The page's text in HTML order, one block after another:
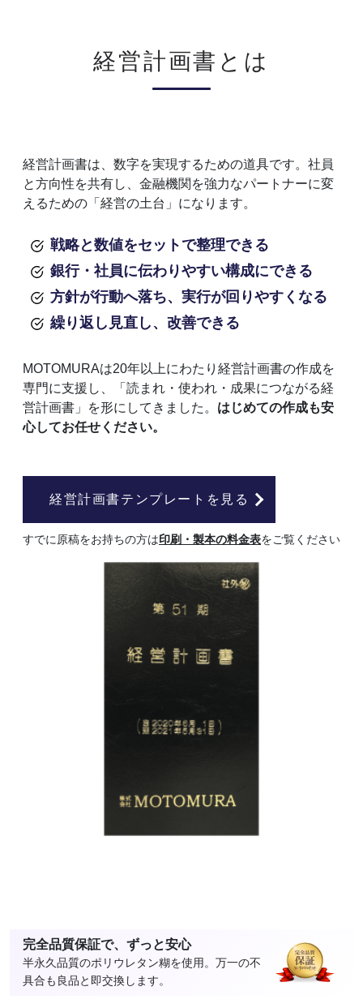
経営計画書とは
経営計画書は、数字を実現するための道具です。社員
と方向性を共有し、金融機関を強力なパートナーに変
えるための「経営の土台」になります。
戦略と数値をセットで整理できる
銀行・社員に伝わりやすい構成にできる
方針が行動へ落ち、実行が回りやすくなる
繰り返し見直し、改善できる
MOTOMURAは20年以上にわたり経営計画書の作成を
専門に支援し、「読まれ・使われ・成果につながる経
営計画書」を形にしてきました。 はじめての作成も安
心してお任せください。
経営計画書テンプレートを見る
すでに原稿をお持ちの方は印刷・製本の料金表をご覧ください
完全品質保証で、ずっと安心
半永久品質のポリウレタン糊を使用。万一の不
具合も良品と即交換します。